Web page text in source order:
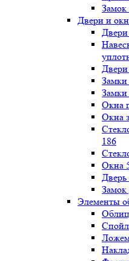
Двери и
Двери
Двери
Замки
Замки
Окна
Окна
186
Окна
Дверь
Замок
Элементы